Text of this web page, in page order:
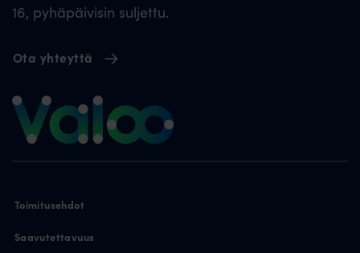
16, pyhäpäivisin suljettu.
Ota yhteyttä
Toimitusehdot
Saavutettavuus